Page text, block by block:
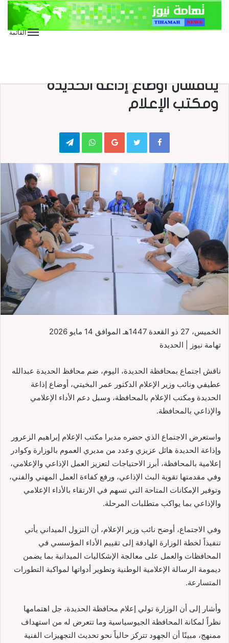
القائمة
يناقشان أوضاع إذاعة الحديدة
ومكتب الإعلام
Google+
WhatsApp
Telegram
الخميس، 27 ذو القعدة 1447هـ الموافق 14 مايو 2026
تهامة نيوز | الحديدة
ناقش اجتماع بمحافظة الحديدة، اليوم، ضم محافظ الحديدة عبدالله
عطيفي ونائب وزير الإعلام الدكتور عمر البخيتي، أوضاع إذاعة
الحديدة ومكتب الإعلام بالمحافظة، وسبل دعم الأداء الإعلامي
والإذاعي بالمحافظة.
واستعرض الاجتماع الذي حضره مديرا مكتب الإعلام إبراهيم الزعرور
وإذاعة الحديدة هائل عزيزي وعدد من مديري العموم بالوزارة وكوادر
إعلامية بالمحافظة، أبرز الاحتياجات لتعزيز العمل الإذاعي والإعلامي،
وفي مقدمتها تقوية البث الإذاعي، ورفع كفاءة العمل المهني والفني،
وتوفير الإمكانات المتاحة التي تسهم في الارتقاء بالأداء الإعلامي
والإذاعي بما يواكب متطلبات المرحلة.
وفي الاجتماع، أوضح نائب وزير الإعلام، أن النزول الميداني يأتي
تنفيذاً لخطة الوزارة الهادفة إلى تقييم الأداء المؤسسي في
المحافظات والعمل على معالجة الإشكاليات الميدانية بما يضمن
ديمومة الرسالة الإعلامية الوطنية وتطوير أدواتها لمواكبة التطورات
المتسارعة.
وأشار إلى أن الوزارة تولي إعلام محافظة الحديدة، جل اهتمامها
نظراً لمكانة المحافظة الجيوسياسية وما تتعرض له من استهداف
ممنهج، مبينًا أن الجهود تتركز حالياً نحو تحديث التجهيزات الفنية